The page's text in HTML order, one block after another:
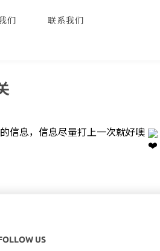
们 联系我们
信息，信息尽量打上一次就好噢
US